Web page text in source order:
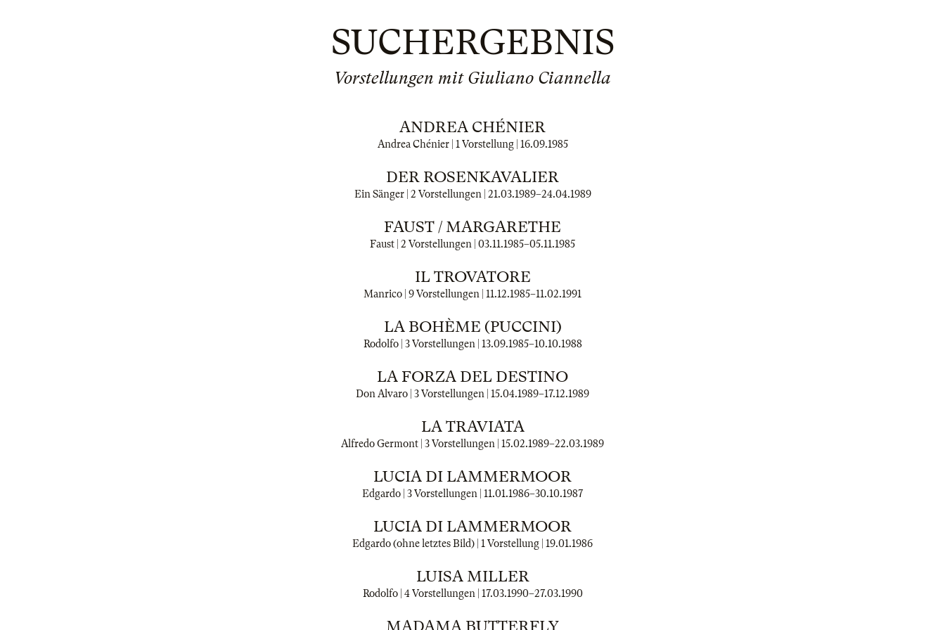
SUCHERGEBNIS
Vorstellungen mit Giuliano Ciannella
ANDREA CHÉNIER
Andrea Chénier | 1 Vorstellung | 16.09.1985
DER ROSENKAVALIER
Ein Sänger | 2 Vorstellungen | 21.03.1989–24.04.1989
FAUST / MARGARETHE
Faust | 2 Vorstellungen | 03.11.1985–05.11.1985
IL TROVATORE
Manrico | 9 Vorstellungen | 11.12.1985–11.02.1991
LA BOHÈME (PUCCINI)
Rodolfo | 3 Vorstellungen | 13.09.1985–10.10.1988
LA FORZA DEL DESTINO
Don Alvaro | 3 Vorstellungen | 15.04.1989–17.12.1989
LA TRAVIATA
Alfredo Germont | 3 Vorstellungen | 15.02.1989–22.03.1989
LUCIA DI LAMMERMOOR
Edgardo | 3 Vorstellungen | 11.01.1986–30.10.1987
LUCIA DI LAMMERMOOR
Edgardo (ohne letztes Bild) | 1 Vorstellung | 19.01.1986
LUISA MILLER
Rodolfo | 4 Vorstellungen | 17.03.1990–27.03.1990
MADAMA BUTTERFLY